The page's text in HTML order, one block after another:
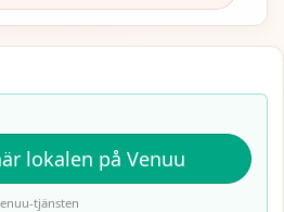
lokalen på Venuu
tjänsten